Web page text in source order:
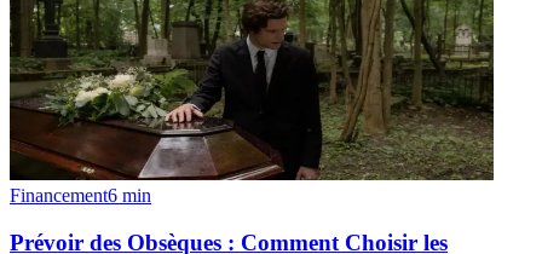
Financement6 min
Prévoir des Obsèques : Comment Choisir les